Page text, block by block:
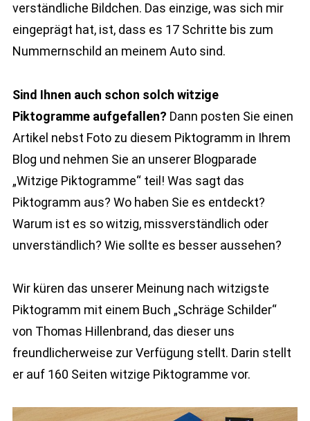
verständliche Bildchen. Das einzige, was sich mir
eingeprägt hat, ist, dass es 17 Schritte bis zum
Nummernschild an meinem Auto sind.
Sind Ihnen auch schon solch witzige
Piktogramme aufgefallen? Dann posten Sie einen
Artikel nebst Foto zu diesem Piktogramm in Ihrem
Blog und nehmen Sie an unserer Blogparade
„Witzige Piktogramme“ teil! Was sagt das
Piktogramm aus? Wo haben Sie es entdeckt?
Warum ist es so witzig, missverständlich oder
unverständlich? Wie sollte es besser aussehen?
Wir küren das unserer Meinung nach witzigste
Piktogramm mit einem Buch „Schräge Schilder“
von Thomas Hillenbrand, das dieser uns
freundlicherweise zur Verfügung stellt. Darin stellt
er auf 160 Seiten witzige Piktogramme vor.